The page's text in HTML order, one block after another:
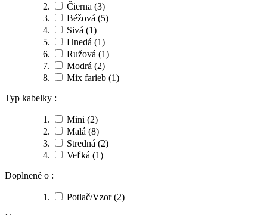
Čierna (3)
Béžová (5)
Sivá (1)
Hnedá (1)
Ružová (1)
Modrá (2)
Mix farieb (1)
Typ kabelky :
Mini (2)
Malá (8)
Stredná (2)
Veľká (1)
Doplnené o :
Potlač/Vzor(2)